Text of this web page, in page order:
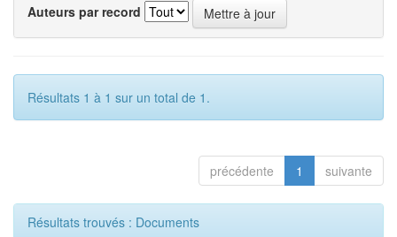
Auteurs par record
Résultats 1 à 1 sur un total de 1.
précédente 1 suivante
Résultats trouvés : Documents